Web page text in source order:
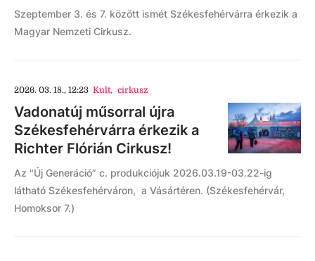
Szeptember 3. és 7. között ismét Székesfehérvárra érkezik a
Magyar Nemzeti Cirkusz.
2026. 03. 18., 12:23 Kult, cirkusz
Vadonatúj műsorral újra
Székesfehérvárra érkezik a
Richter Flórián Cirkusz!
Az "Új Generáció” c. produkciójuk 2026.03.19-03.22-ig
látható Székesfehérváron, a Vásártéren. (Székesfehérvár,
Homoksor 7.)